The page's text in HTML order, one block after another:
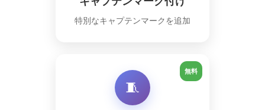
特別なキャプテンマークを追加
無料
🧵